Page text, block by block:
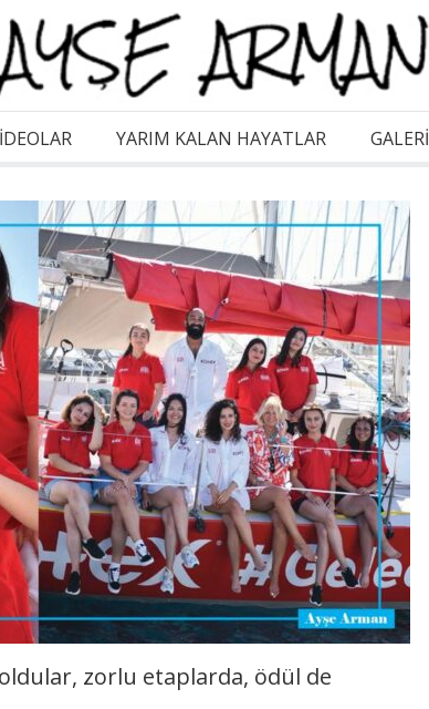
YARIM KALAN HAYATLAR GALERI
oldular, zorlu etaplarda, ödül de